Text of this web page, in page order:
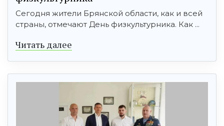
Сегодня жители Брянской области, как и всей
страны, отмечают День физкультурника. Как ...
Читать далее